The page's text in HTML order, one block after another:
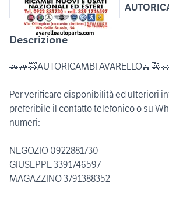
Descrizione
🚗🚙🚕AUTORICAMBI AVARELLO🚙🚕🚗
Per verificare disponibilità ed ulteriori
preferibile il contatto telefonico o su
numeri:
NEGOZIO 0922881730
GIUSEPPE 3391746597
MAGAZZINO 3791388352